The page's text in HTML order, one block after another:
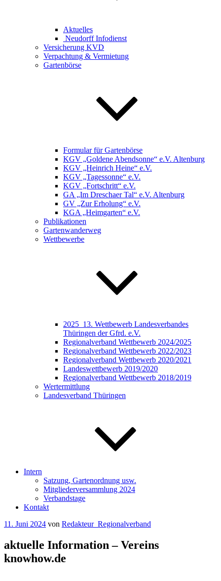
Aktuelles
Neudorff Infodienst
Versicherung KVD
Verpachtung & Vermietung
Gartenbörse
Formular für Gartenbörse
KGV „Goldene Abendsonne“ e.V. Altenburg
KGV „Heinrich Heine“ e.V.
KGV „Tagessonne“ e.V.
KGV „Fortschritt“ e.V.
GA „Im Dreschaer Tal“ e.V. Altenburg
GV „Zur Erholung“ e.V.
KGA „Heimgarten“ e.V.
Publikationen
Gartenwanderweg
Wettbewerbe
2025_13. Wettbewerb Landesverbandes
Thüringen der Gfrd. e.V.
Regionalverband Wettbewerb 2024/2025
Regionalverband Wettbewerb 2022/2023
Regionalverband Wettbewerb 2020/2021
Landeswettbewerb 2019/2020
Regionalverband Wettbewerb 2018/2019
Wertermittlung
Landesverband Thüringen
Intern
Satzung, Gartenordnung usw.
Mitgliederversammlung 2024
Verbandstage
Kontakt
Veröffentlicht
11. Juni 2024 von Redakteur_Regionalverband
aktuelle Information – Vereins
knowhow.de